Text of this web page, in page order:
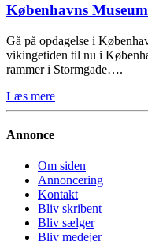
Københavns
Gå på opdagelse i
vikingetiden til nu i
rammer i Stormgade….
Læs mere
Annonce
Om siden
Annoncering
Kontakt
Bliv skribent
Bliv sælger
Bliv medejer